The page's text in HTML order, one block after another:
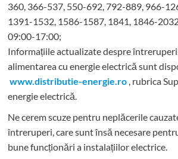
360, 366-537, 550-692, 792-889, 966-
1391-1532, 1586-1587, 1841, 1846-
09:00-17:00;
Informațiile actualizate despre
alimentarea cu energie electrică sunt
www.distributie-energie.ro , rubrica
energie electrică.
Ne cerem scuze pentru neplăcerile
întreruperi, care sunt însă necesare
bune funcționări a instalațiilor electrice.